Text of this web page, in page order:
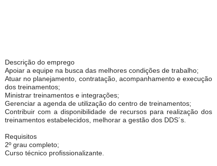
Descrição do emprego
Apoiar a equipe na busca das melhores condições de trabalho;
Atuar no planejamento, contratação, acompanhamento e execução
dos treinamentos;
Ministrar treinamentos e integrações;
Gerenciar a agenda de utilização do centro de treinamentos;
Contribuir com a disponibilidade de recursos para realização dos
treinamentos estabelecidos, melhorar a gestão dos DDS´s.
Requisitos
2º grau completo;
Curso técnico profissionalizante.